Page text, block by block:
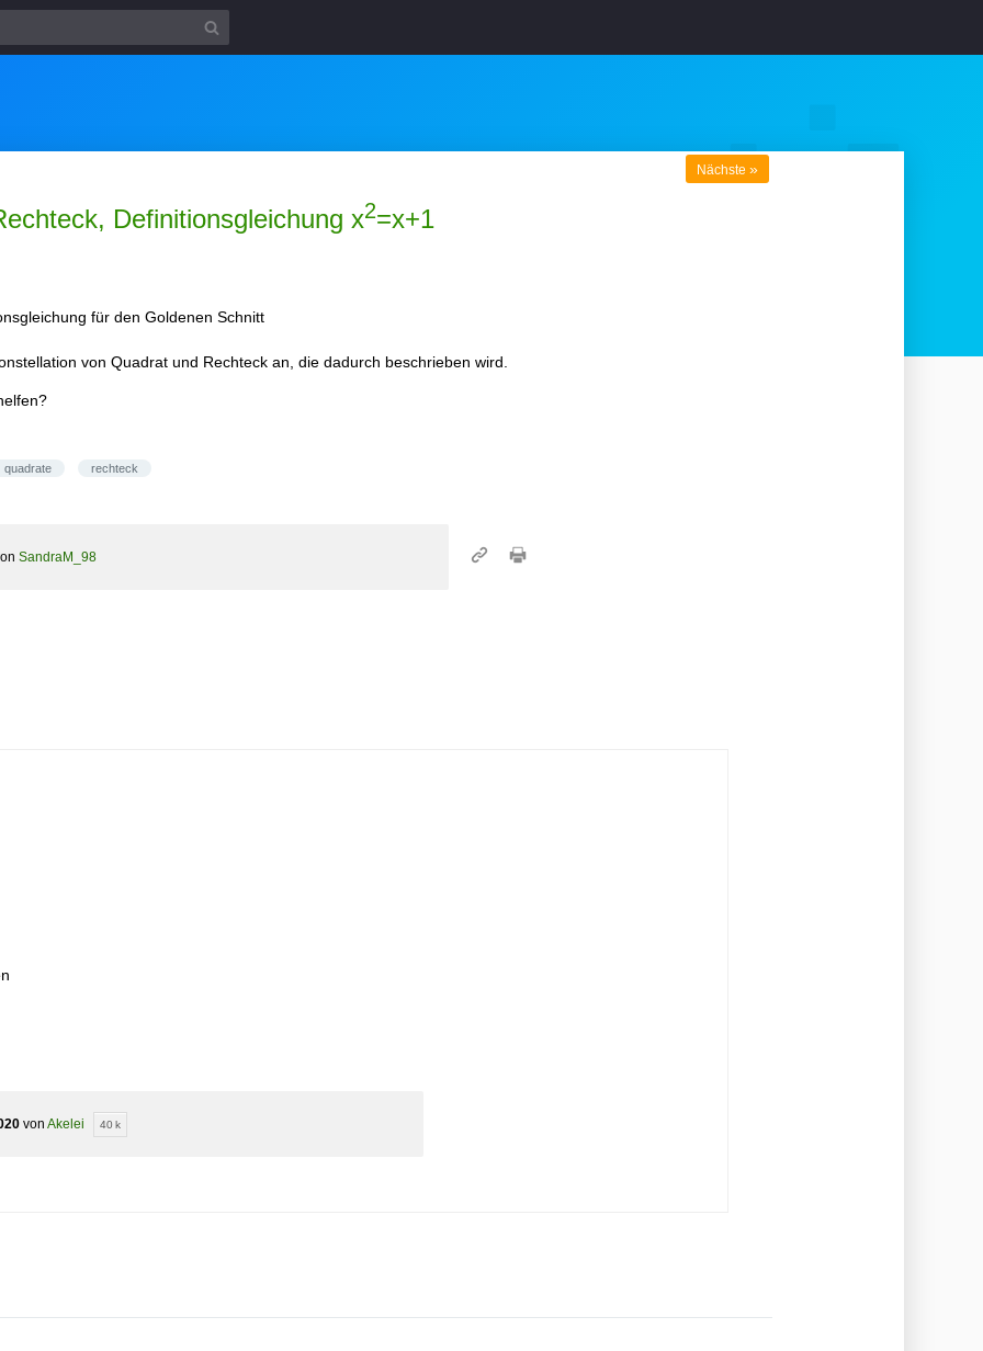
Definitionsgleichung x2=x+1
Nächste »
für den Goldenen Schnitt
von Quadrat und Rechteck an, die dadurch beschrieben wird.
quadrate rechteck
SandraM_98
von Akelei 40 k